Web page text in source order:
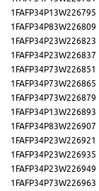
1FAFP34P13W226795
1FAFP34P83W226809
1FAFP34P23W226823
1FAFP34P23W226837
1FAFP34P73W226851
1FAFP34P73W226865
1FAFP34P73W226879
1FAFP34P13W226893
1FAFP34P83W226907
1FAFP34P23W226921
1FAFP34P23W226935
1FAFP34P23W226949
1FAFP34P73W226963